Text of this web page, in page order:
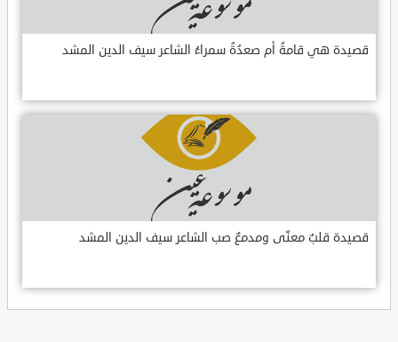
قصيدة هي قامةُ أم صعدُةُ سمراءُ الشاعر سيف الدين المشد
قصيدة قلبٌ معنّى ومدمعٌ صب الشاعر سيف الدين المشد